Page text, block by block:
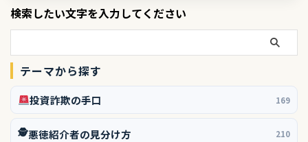
検索したい文字を入力してください
テーマから探す
投資詐欺の手口 169
🕵️悪徳紹介者の見分け方 210